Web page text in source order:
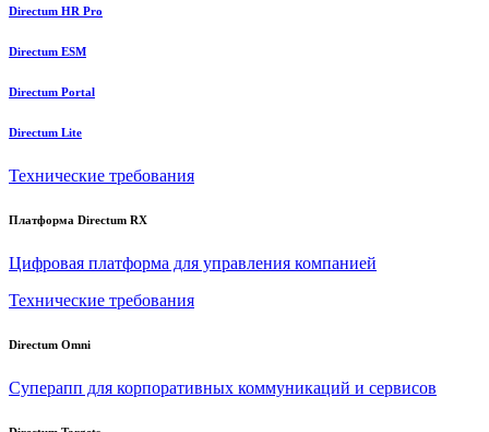
Directum HR Pro
Directum ESM
Directum Portal
Directum Lite
Технические требования
Платформа Directum RX
Цифровая платформа для управления компанией
Технические требования
Directum Omni
Суперапп для корпоративных коммуникаций и сервисов